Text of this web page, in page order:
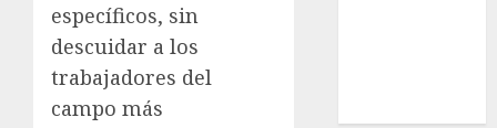
específicos, sin
descuidar a los
trabajadores del
campo más